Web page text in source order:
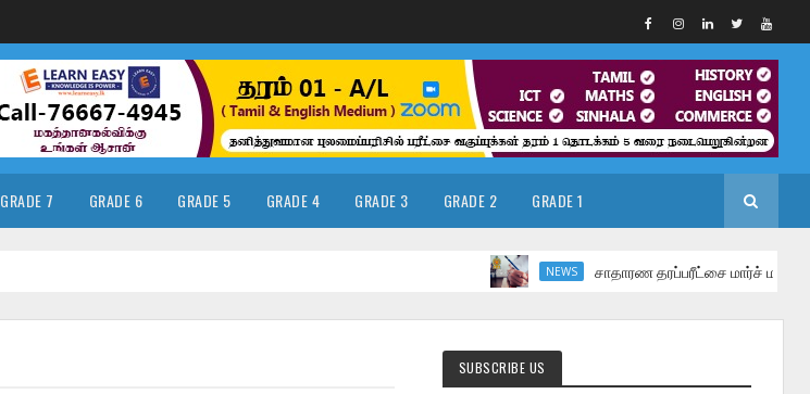
GRADE 7 GRADE 6 GRADE 5 GRADE 4 GRADE 3 GRADE 2 GRADE 1
NEWS சாதாரண தரப்பரீட்சை மார்ச் மாதத்தில்
SUBSCRIBE US